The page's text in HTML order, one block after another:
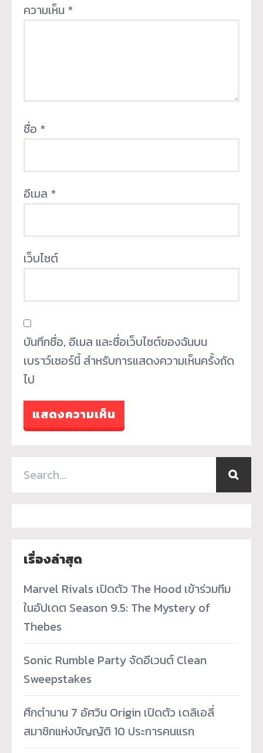
ความเห็น *
ชื่อ *
อีเมล *
เว็บไซต์
บันทึกชื่อ, อีเมล และชื่อเว็บไซต์ของฉันบน
เบราว์เซอร์นี้ สำหรับการแสดงความเห็นครั้งถัด
ไป
เรื่องล่าสุด
Marvel Rivals เปิดตัว The Hood เข้าร่วมทีม
ในอัปเดต Season 9.5: The Mystery of
Thebes
Sonic Rumble Party จัดอีเวนต์ Clean
Sweepstakes
ศึกตำนาน 7 อัศวิน Origin เปิดตัว เดลิเอลี่
สมาชิกแห่งบัญญัติ 10 ประการคนแรก